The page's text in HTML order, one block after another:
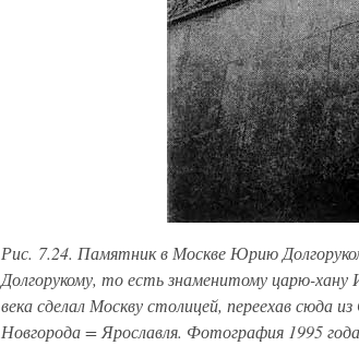
Рис. 7.24. Памятник в Москве Юрию
Долгорукому, то есть знаменитому царю-
века сделал Москву столицей, переехав сюда
Новгорода = Ярославля. Фотография 1995